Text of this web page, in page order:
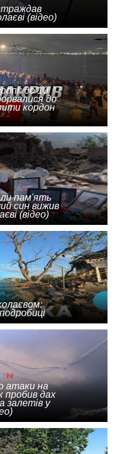
(відео)
до 10
до
кордон
пам'ять
син вижив
(відео)
атаки на
пробив дах
залетів у